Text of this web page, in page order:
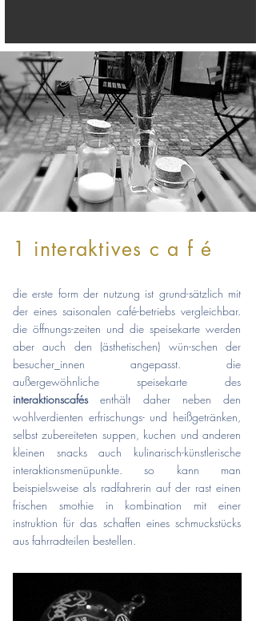
1 interaktives c a f é
die erste form der nutzung ist grund-sätzlich mit
der eines saisonalen café-betriebs vergleichbar.
die öffnungs-zeiten und die speisekarte werden
aber auch den (ästhetischen) wün-schen der
besucher_innen angepasst. die
außergewöhnliche speisekarte des
interaktionscafésenthält daher neben den
wohlverdienten erfrischungs- und heißgetränken,
selbst zubereiteten suppen, kuchen und anderen
kleinen snacks auch kulinarisch-künstlerische
interaktionsmenüpunkte. so kann man
beispielsweise als radfahrerin auf der rast einen
frischen smothie in kombination mit einer
instruktion für das schaffen eines schmuckstücks
aus fahrradteilen bestellen.